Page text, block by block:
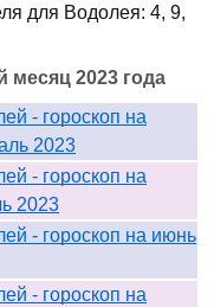
для Водолея: 4, 9,
2023 года
- гороскоп на
2023
- гороскоп на
2023
- гороскоп на июнь
- гороскоп на